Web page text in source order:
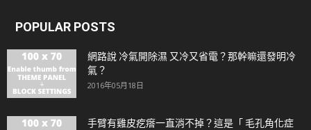
POPULAR POSTS
網路說 冷氣開除濕 又冷又省電？那幹嘛還發明冷
氣？
2016年05月18日
手臂有雞皮疙瘩一直消不掉？這是「 毛孔角化症